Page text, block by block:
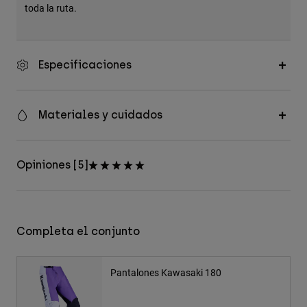
toda la ruta.
Especificaciones
Materiales y cuidados
Opiniones [5]
Completa el conjunto
Pantalones Kawasaki 180